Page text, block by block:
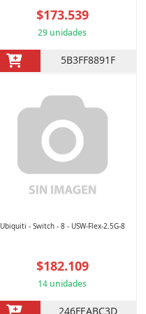
$173.539
29 unidades
5B3FF8891F
Ubiquiti - Switch - 8 - USW-Flex-2.5G-8
$182.109
14 unidades
246FEABC3D